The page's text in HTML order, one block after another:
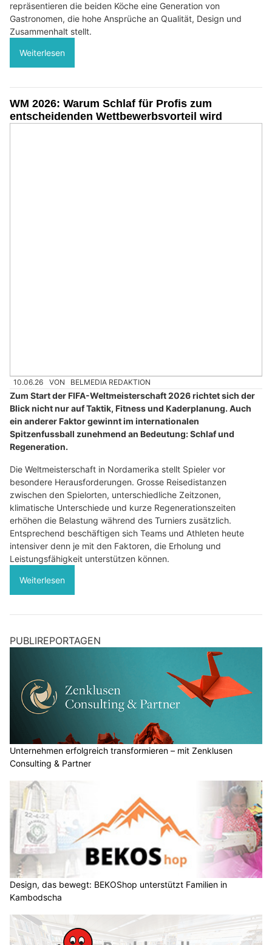
repräsentieren die beiden Köche eine Generation von
Gastronomen, die hohe Ansprüche an Qualität, Design und
Zusammenhalt stellt.
Weiterlesen
WM 2026: Warum Schlaf für Profis zum
entscheidenden Wettbewerbsvorteil wird
10.06.26 VON BELMEDIA REDAKTION
Zum Start der FIFA-Weltmeisterschaft 2026 richtet sich der
Blick nicht nur auf Taktik, Fitness und Kaderplanung. Auch
ein anderer Faktor gewinnt im internationalen
Spitzenfussball zunehmend an Bedeutung: Schlaf und
Regeneration.
Die Weltmeisterschaft in Nordamerika stellt Spieler vor
besondere Herausforderungen. Grosse Reisedistanzen
zwischen den Spielorten, unterschiedliche Zeitzonen,
klimatische Unterschiede und kurze Regenerationszeiten
erhöhen die Belastung während des Turniers zusätzlich.
Entsprechend beschäftigen sich Teams und Athleten heute
intensiver denn je mit den Faktoren, die Erholung und
Leistungsfähigkeit unterstützen können.
Weiterlesen
PUBLIREPORTAGEN
Unternehmen erfolgreich transformieren – mit Zenklusen
Consulting & Partner
Design, das bewegt: BEKOShop unterstützt Familien in
Kambodscha